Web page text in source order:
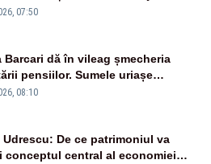
au „cu program la robinet”
07:50
Barcari dă în vileag șmecheria
pensiilor. Sumele uriașe
de fiecare român
08:10
Udrescu: De ce patrimoniul va
conceptul central al economiei